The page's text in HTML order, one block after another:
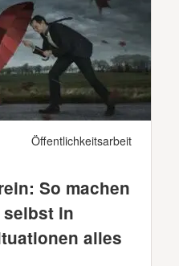
Öffentlichkeitsarbeit
So machen
selbst in
alles